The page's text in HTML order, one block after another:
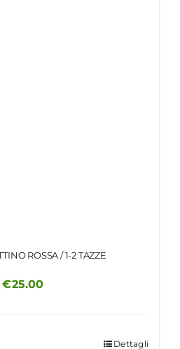
ROSSA / 1-2 TAZZE
€25.00
Dettagli